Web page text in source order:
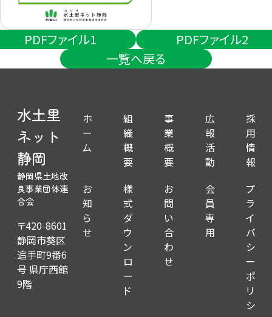
PDFファイル1
PDFファイル2
一覧へ戻る
水土里
ネット
静岡
静岡県土地改
良事業団体連
合会
〒420-8601
静岡市葵区
追手町9番6
号 県庁西館
9階
ホ
ー
ム
組
織
概
要
事
業
概
要
広
報
活
動
採
用
情
報
お
知
ら
せ
様
式
ダ
ウ
ン
ロ
ー
ド
お
問
い
合
わ
せ
会
員
専
用
プ
ラ
イ
バ
シ
ー
ポ
リ
シ